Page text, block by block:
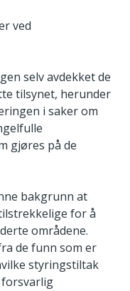
ved
selv avdekket de
tilsynet, herunder
i saker om
gjøres på de
bakgrunn at
for å
områdene.
de funn som er
styringstiltak
forsvarlig